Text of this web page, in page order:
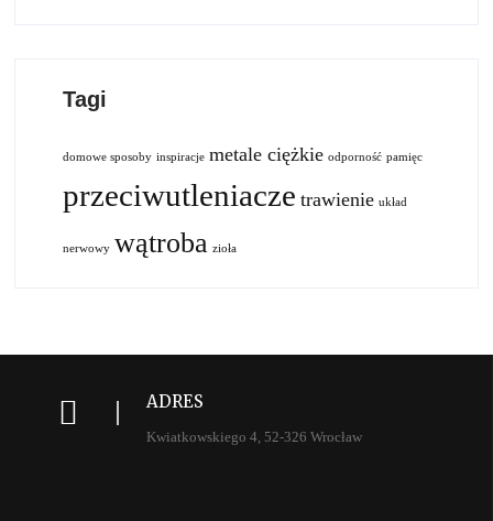
Tagi
domowe sposoby inspiracje metale ciężkie odporność pamięc
przeciwutleniacze trawienie układ
nerwowy wątroba zioła
ADRES
Kwiatkowskiego 4, 52-326 Wrocław